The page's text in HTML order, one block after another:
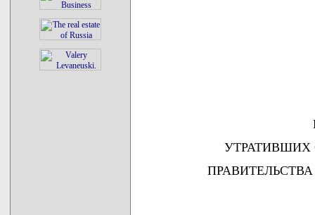
УТРАТИВШИХ